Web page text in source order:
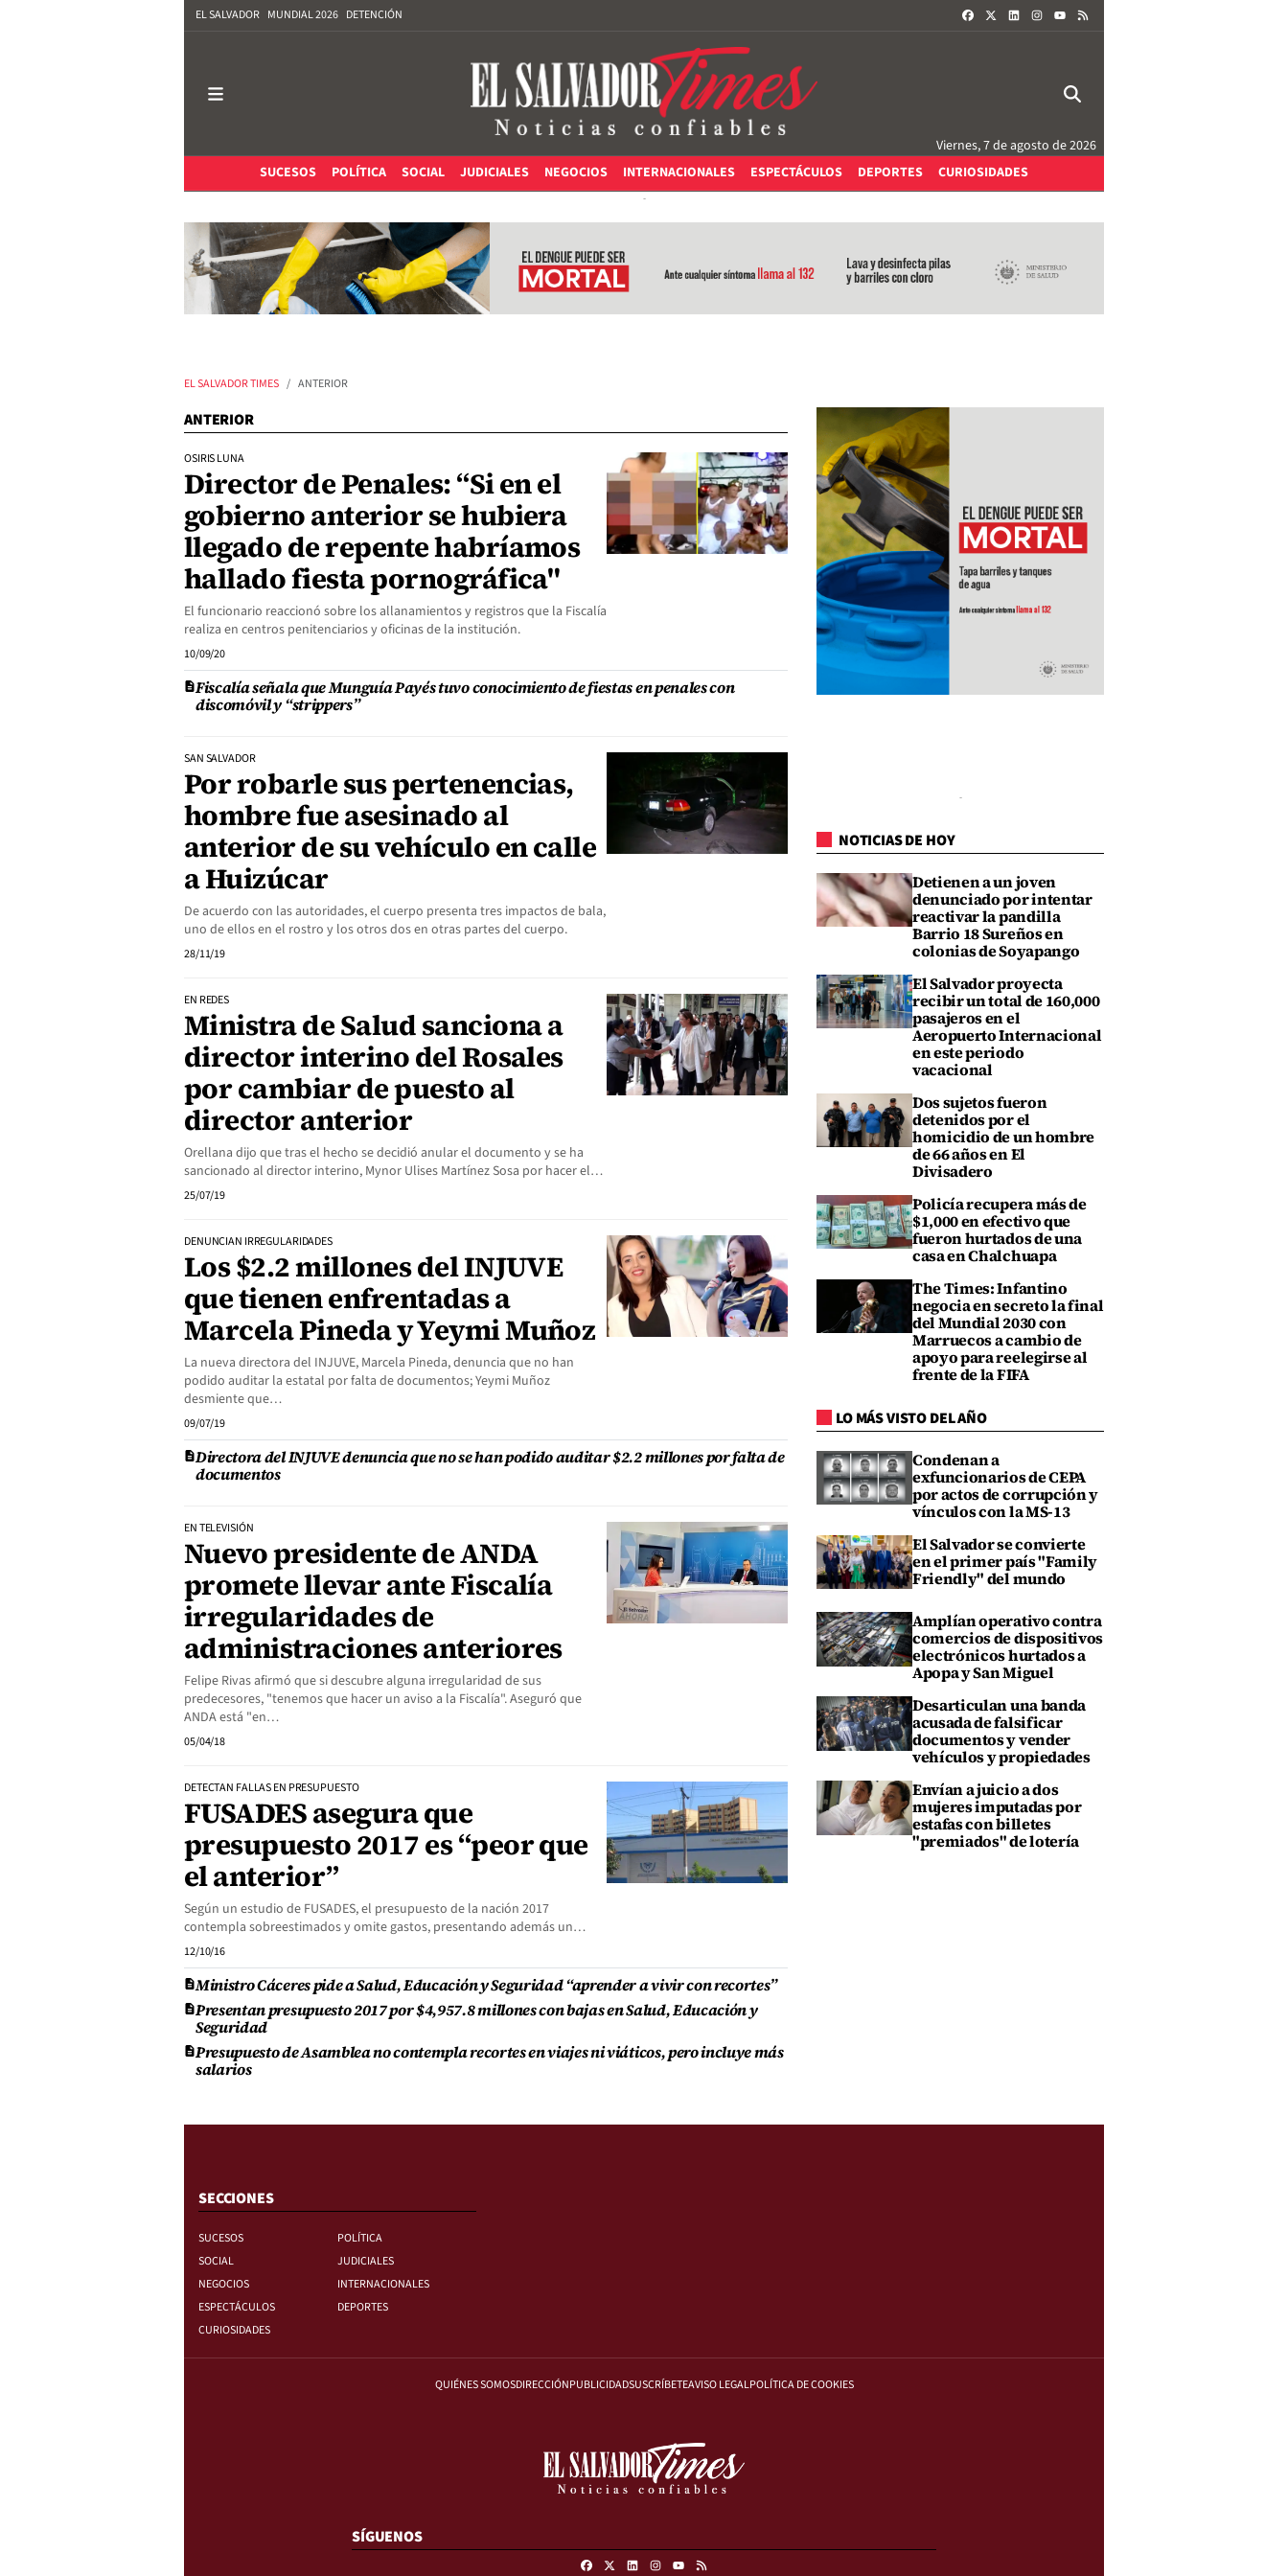
EL SALVADOR MUNDIAL 2026 DETENCIÓN FACEBOOKLINKEDININSTAGRAM
Viernes, 7 de agosto de 2026
SUCESOS
POLÍTICA SOCIAL JUDICIALES NEGOCIOS INTERNACIONALES ESPECTÁCULOS DEPORTES CURIOSIDADES
EL SALVADOR TIMES ANTERIOR
ANTERIOR
OSIRIS LUNA
Director de Penales: “Si en el
gobierno anterior se hubiera
llegado de repente habríamos
hallado fiesta pornográfica"
El funcionario reaccionó sobre los allanamientos y registros que la Fiscalía
realiza en centros penitenciarios y oficinas de la institución.
10/09/20
Fiscalía señala que Munguía Payés tuvo conocimiento de fiestas en penales con
discomóvil y “strippers”
SAN SALVADOR
Por robarle sus pertenencias,
hombre fue asesinado al
anterior de su vehículo en calle
a Huizúcar
De acuerdo con las autoridades, el cuerpo presenta tres impactos de bala,
uno de ellos en el rostro y los otros dos en otras partes del cuerpo.
28/11/19
EN REDES
Ministra de Salud sanciona a
director interino del Rosales
por cambiar de puesto al
director anterior
Orellana dijo que tras el hecho se decidió anular el documento y se ha
sancionado al director interino, Mynor Ulises Martínez Sosa por hacer el…
25/07/19
DENUNCIAN IRREGULARIDADES
Los $2.2 millones del INJUVE
que tienen enfrentadas a
Marcela Pineda y Yeymi Muñoz
La nueva directora del INJUVE, Marcela Pineda, denuncia que no han
podido auditar la estatal por falta de documentos; Yeymi Muñoz
desmiente que…
09/07/19
Directora del INJUVE denuncia que no se han podido auditar $2.2 millones por falta de
documentos
EN TELEVISIÓN
Nuevo presidente de ANDA
promete llevar ante Fiscalía
irregularidades de
administraciones anteriores
Felipe Rivas afirmó que si descubre alguna irregularidad de sus
predecesores, "tenemos que hacer un aviso a la Fiscalía". Aseguró que
ANDA está "en…
05/04/18
DETECTAN FALLAS EN PRESUPUESTO
FUSADES asegura que
presupuesto 2017 es “peor que
el anterior”
Según un estudio de FUSADES, el presupuesto de la nación 2017
contempla sobreestimados y omite gastos, presentando además un…
12/10/16
Ministro Cáceres pide a Salud, Educación y Seguridad “aprender a vivir con recortes”
Presentan presupuesto 2017 por $4,957.8 millones con bajas en Salud, Educación y
Seguridad
Presupuesto de Asamblea no contempla recortes en viajes ni viáticos, pero incluye más
salarios
NOTICIAS DE HOY
Detienen a un joven
denunciado por intentar
reactivar la pandilla
Barrio 18 Sureños en
colonias de Soyapango
El Salvador proyecta
recibir un total de 160,000
pasajeros en el
Aeropuerto Internacional
en este periodo
vacacional
Dos sujetos fueron
detenidos por el
homicidio de un hombre
de 66 años en El
Divisadero
Policía recupera más de
$1,000 en efectivo que
fueron hurtados de una
casa en Chalchuapa
The Times: Infantino
negocia en secreto la final
del Mundial 2030 con
Marruecos a cambio de
apoyo para reelegirse al
frente de la FIFA
LO MÁS VISTO DEL AÑO
Condenan a
exfuncionarios de CEPA
por actos de corrupción y
vínculos con la MS-13
El Salvador se convierte
en el primer país "Family
Friendly" del mundo
Amplían operativo contra
comercios de dispositivos
electrónicos hurtados a
Apopa y San Miguel
Desarticulan una banda
acusada de falsificar
documentos y vender
vehículos y propiedades
Envían a juicio a dos
mujeres imputadas por
estafas con billetes
"premiados" de lotería
SECCIONES
SUCESOS
POLÍTICA
SOCIAL
JUDICIALES
NEGOCIOS
INTERNACIONALES
ESPECTÁCULOS
DEPORTES
CURIOSIDADES
QUIÉNES SOMOSDIRECCIÓNPUBLICIDADSUSCRÍBETEAVISO LEGALPOLÍTICA DE COOKIES
SÍGUENOS
FacebookLinkedinInstagram